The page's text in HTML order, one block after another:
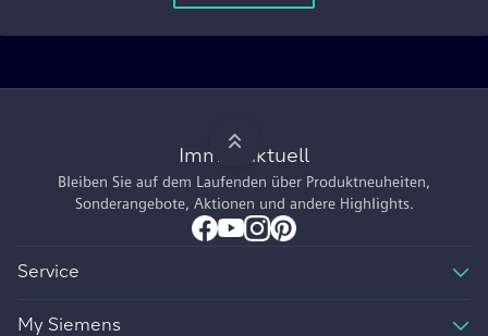
Immer aktuell
Bleiben Sie auf dem Laufenden über Produktneuheiten,
Sonderangebote, Aktionen und andere Highlights.
Service
My Siemens